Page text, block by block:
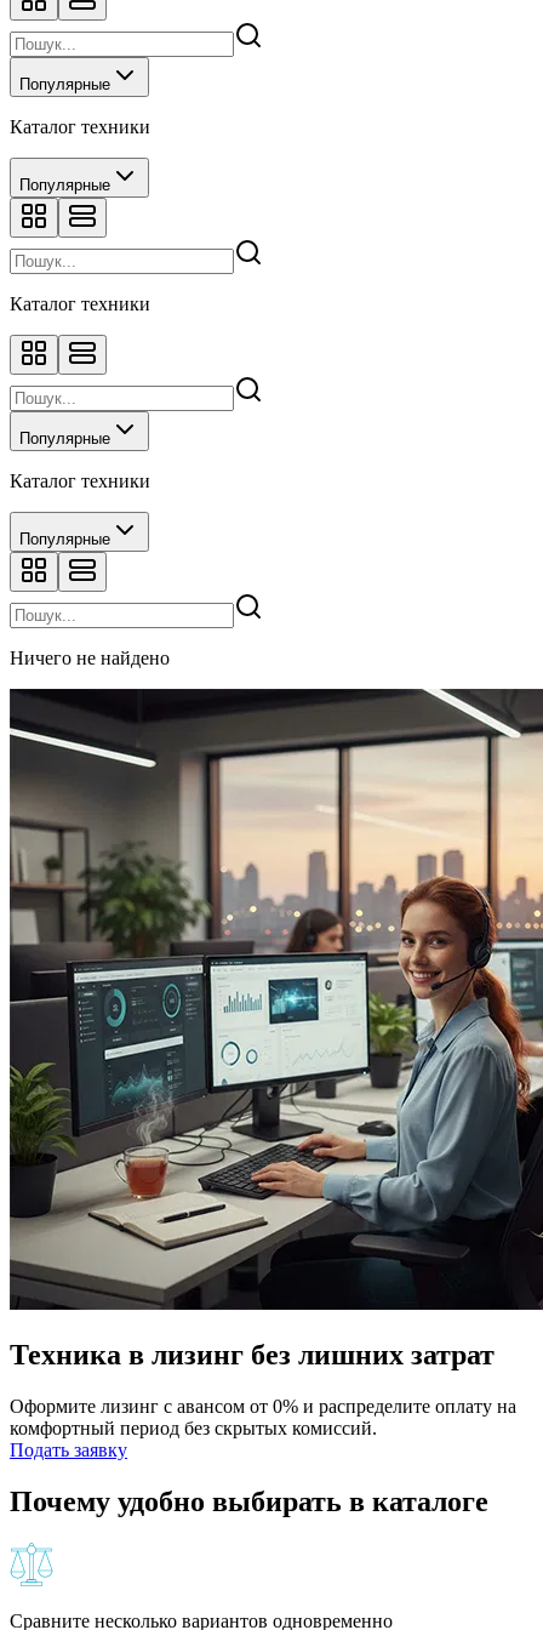
Популярные
Каталог техники
Популярные
Каталог техники
Популярные
Каталог техники
Популярные
Ничего не найдено
Техника в лизинг без лишних затрат
Оформите лизинг с авансом от 0% и распределите оплату на
комфортный период без скрытых комиссий.
Подать заявку
Почему удобно выбирать в каталоге
Сравните несколько вариантов одновременно